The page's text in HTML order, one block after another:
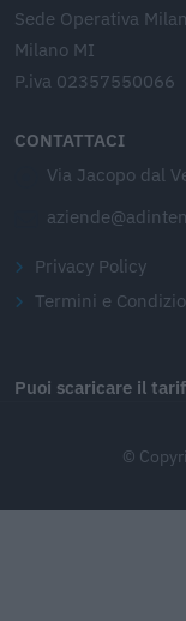
Sede Operativa
Milano MI
P.iva 02357550066
CONTATTACI
Via Jacopo dal
Privacy Policy
Termini e
Puoi scaricare il
©